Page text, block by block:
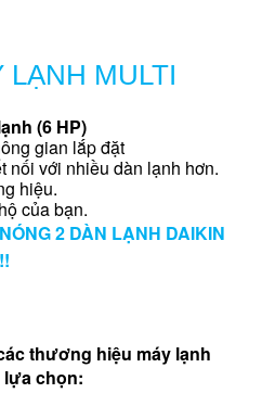
LẠNH MULTI
(6 HP)
gian lắp đặt
nối với nhiều dàn lạnh hơn.
hiệu.
của bạn.
2 DÀN LẠNH DAIKIN
thương hiệu máy lạnh
lựa chọn: